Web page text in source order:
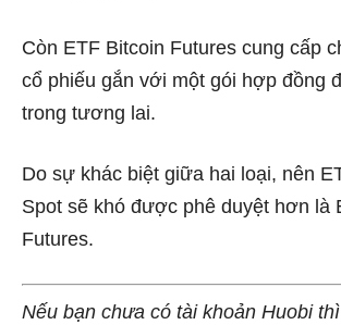
Còn ETF Bitcoin Futures cung cấp
cổ phiếu gắn với một gói hợp đồng
trong tương lai.
Do sự khác biệt giữa hai loại, nên
Spot sẽ khó được phê duyệt hơn là
Futures.
Nếu bạn chưa có tài khoản Huobi